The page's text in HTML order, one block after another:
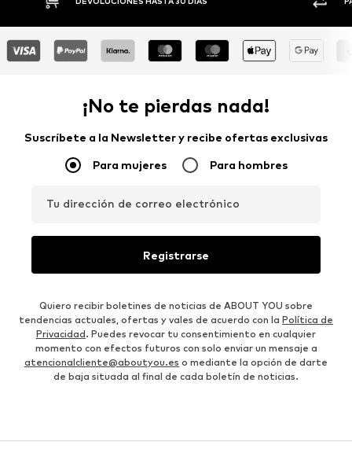
¡No te pierdas nada!
Suscríbete a la Newsletter y recibe ofertas exclusivas
Para mujeres Para hombres
Tu dirección de correo electrónico
Registrarse
Quiero recibir boletines de noticias de ABOUT YOU sobre
tendencias actuales, ofertas y vales de acuerdo con la Política de
Privacidad. Puedes revocar tu consentimiento en cualquier
momento con efectos futuros con solo enviar un mensaje a
atencionalcliente@aboutyou.es o mediante la opción de darte
de baja situada al final de cada boletín de noticias.